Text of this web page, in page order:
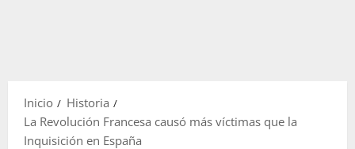
Inicio
Historia
La Revolución Francesa causó más víctimas que la
Inquisición en España